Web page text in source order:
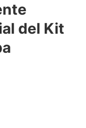
del Kit